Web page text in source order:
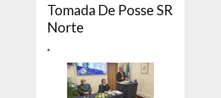
Tomada De Posse SR
Norte